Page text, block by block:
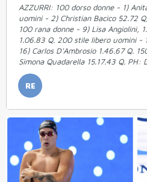
AZZURRI: 100 dorso donne - 1)
uomini - 2) Christian Bacico 52.72
100 rana donne - 9) Lisa Angiolini,
1.06.83 Q. 200 stile libero uomini -
16) Carlos D'Ambrosio 1.46.67 Q.
Simona Quadarella 15.17.43 Q. PH:
RE